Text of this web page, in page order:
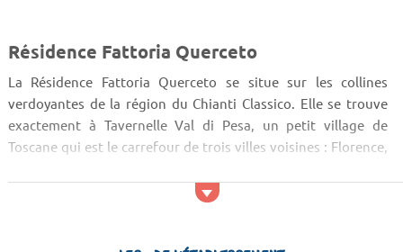
Résidence Fattoria Querceto
La Résidence Fattoria Querceto se situe sur les collines
verdoyantes de la région du Chianti Classico. Elle se trouve
exactement à Tavernelle Val di Pesa, un petit village de
Toscane qui est le carrefour de trois villes voisines : Florence,
vous permet alors d’accéder facilement aux différents